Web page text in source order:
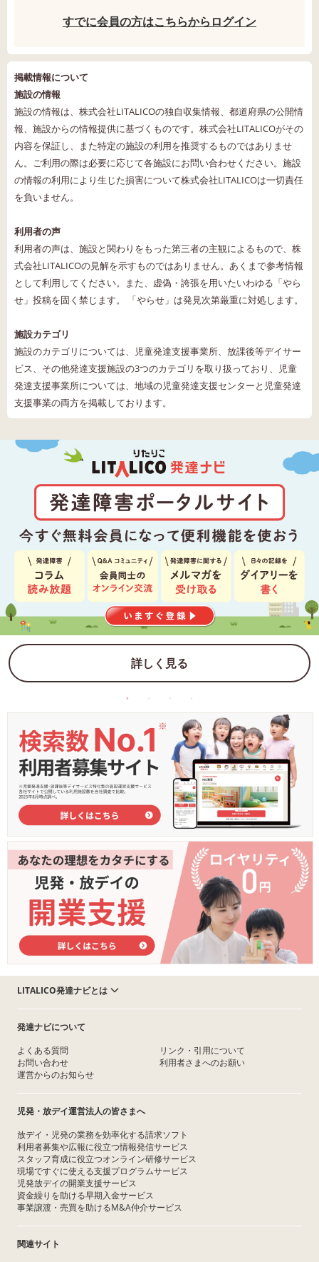
すでに会員の方はこちらからログイン
掲載情報について
施設の情報
施設の情報は、株式会社LITALICOの独自収集情報、都道府県の公開情
報、施設からの情報提供に基づくものです。株式会社LITALICOがその
内容を保証し、また特定の施設の利用を推奨するものではありませ
ん。ご利用の際は必要に応じて各施設にお問い合わせください。施設
の情報の利用により生じた損害について株式会社LITALICOは一切責任
を負いません。
利用者の声
利用者の声は、施設と関わりをもった第三者の主観によるもので、株
式会社LITALICOの見解を示すものではありません。あくまで参考情報
として利用してください。また、虚偽・誇張を用いたいわゆる「やら
せ」投稿を固く禁じます。 「やらせ」は発見次第厳重に対処します。
施設カテゴリ
施設のカテゴリについては、児童発達支援事業所、放課後等デイサー
ビス、その他発達支援施設の3つのカテゴリを取り扱っており、児童
発達支援事業所については、地域の児童発達支援センターと児童発達
支援事業の両方を掲載しております。
詳しく見る
LITALICO発達ナビとは
発達ナビについて
よくある質問
お問い合わせ
運営からのお知らせ
リンク・引用について
利用者さまへのお願い
児発・放デイ運営法人の皆さまへ
放デイ・児発の業務を効率化する請求ソフト
利用者募集や広報に役立つ情報発信サービス
スタッフ育成に役立つオンライン研修サービス
現場ですぐに使える支援プログラムサービス
児発放デイの開業支援サービス
資金繰りを助ける早期入金サービス
事業譲渡・売買を助けるM&A仲介サービス
関連サイト